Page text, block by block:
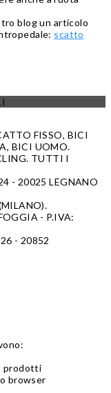
blog un articolo
scatto
FISSO, BICI
BICI UOMO.
TUTTI I
- 20025 LEGNANO
- P.IVA:
- 20852
prodotti
browser